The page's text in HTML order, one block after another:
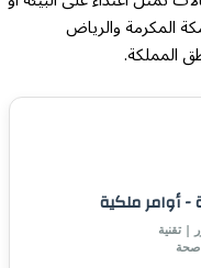
بمناطق مكة المكرمة والرياض
ملكية